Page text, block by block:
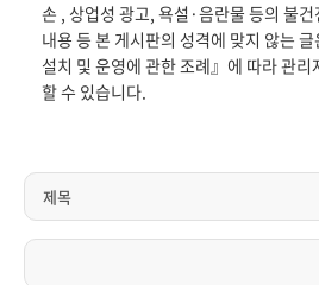
손 , 상업성 광고, 욕설·음란물 등의 불
내용 등 본 게시판의 성격에 맞지 않는
설치 및 운영에 관한 조례』에 따라 관
할 수 있습니다.